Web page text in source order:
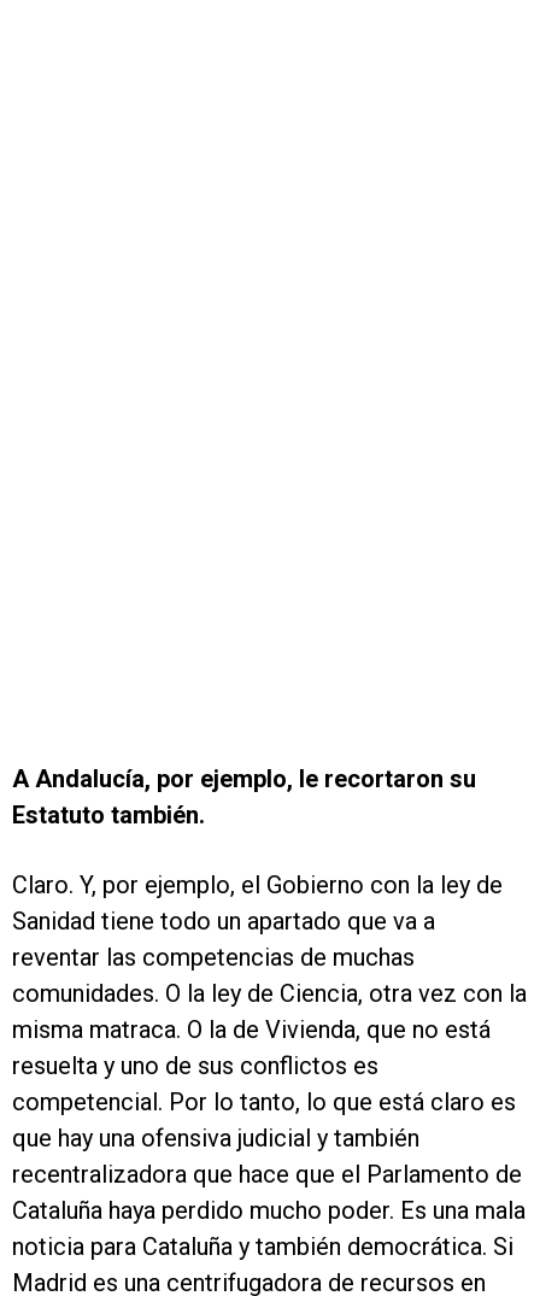
A Andalucía, por ejemplo, le recortaron su
Estatuto también.
Claro. Y, por ejemplo, el Gobierno con la ley de
Sanidad tiene todo un apartado que va a
reventar las competencias de muchas
comunidades. O la ley de Ciencia, otra vez con la
misma matraca. O la de Vivienda, que no está
resuelta y uno de sus conflictos es
competencial. Por lo tanto, lo que está claro es
que hay una ofensiva judicial y también
recentralizadora que hace que el Parlamento de
Cataluña haya perdido mucho poder. Es una mala
noticia para Cataluña y también democrática. Si
Madrid es una centrifugadora de recursos en